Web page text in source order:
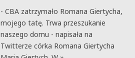
- CBA zatrzymało Romana Giertycha,
mojego tatę. Trwa przeszukanie
naszego domu - napisała na
Twitterze córka Romana Giertycha